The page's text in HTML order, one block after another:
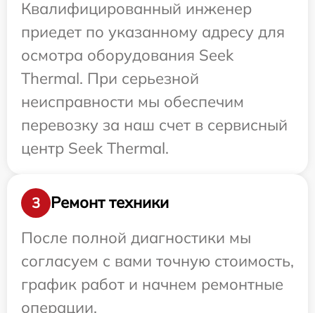
Квалифицированный инженер
приедет по указанному адресу для
осмотра оборудования Seek
Thermal. При серьезной
неисправности мы обеспечим
перевозку за наш счет в сервисный
центр Seek Thermal.
3
Ремонт техники
После полной диагностики мы
согласуем с вами точную стоимость,
график работ и начнем ремонтные
операции.